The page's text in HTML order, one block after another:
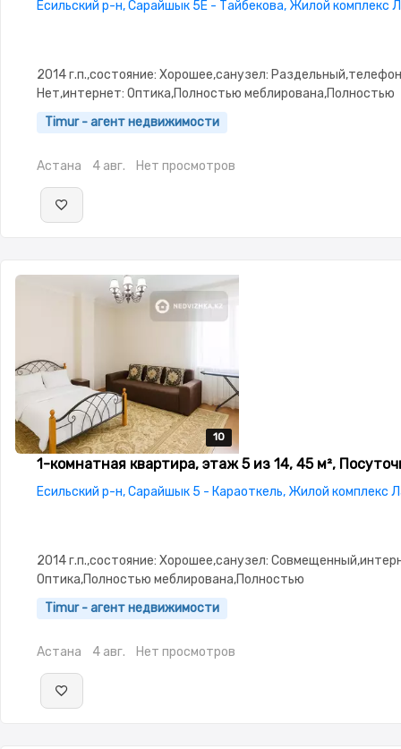
Есильский р-н, Сарайшык 5Е - Тайбекова, Жилой комплекс
2014 г.п.,состояние: Хорошее,санузел:
Нет,интернет: Оптика,Полностью меблирована,Полностью
меблирована,Домофон,Видеонаблюдение,Комнаты
двор,Чистая,Уютная,Холодильник,Стиральная машина-
Timur - агент недвижимости
Астана 4 авг. Нет просмотров
10
10
10
10
10
1-комнатная квартира, этаж 5 из 14, 45 м²,
Есильский р-н, Сарайшык 5 - Караоткель, Жилой комплекс
2014 г.п.,состояние: Хорошее,санузел:
Оптика,Полностью меблирована,Полностью
меблирована,Домофон,Видеонаблюдение,Комнаты
изолированы,Встроенная
Timur - агент недвижимости
Астана 4 авг. Нет просмотров